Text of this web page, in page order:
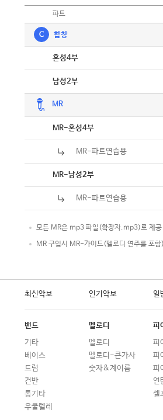
파트
C 합창
혼성4부
남성2부
MR
MR-혼성4부
MR-파트연습용
MR-남성2부
MR-파트연습용
모든 MR은 mp3 파일(확장자.mp3)로 제공
MR 구입시 MR-가이드(멜로디 연주를 포
최신악보 인기악보 일
밴드
기타
베이스
드럼
건반
통기타
우쿨렐레
멜로디
멜로디
멜로디-큰가사
숫자&계이름
피
피
피
피
연
셀